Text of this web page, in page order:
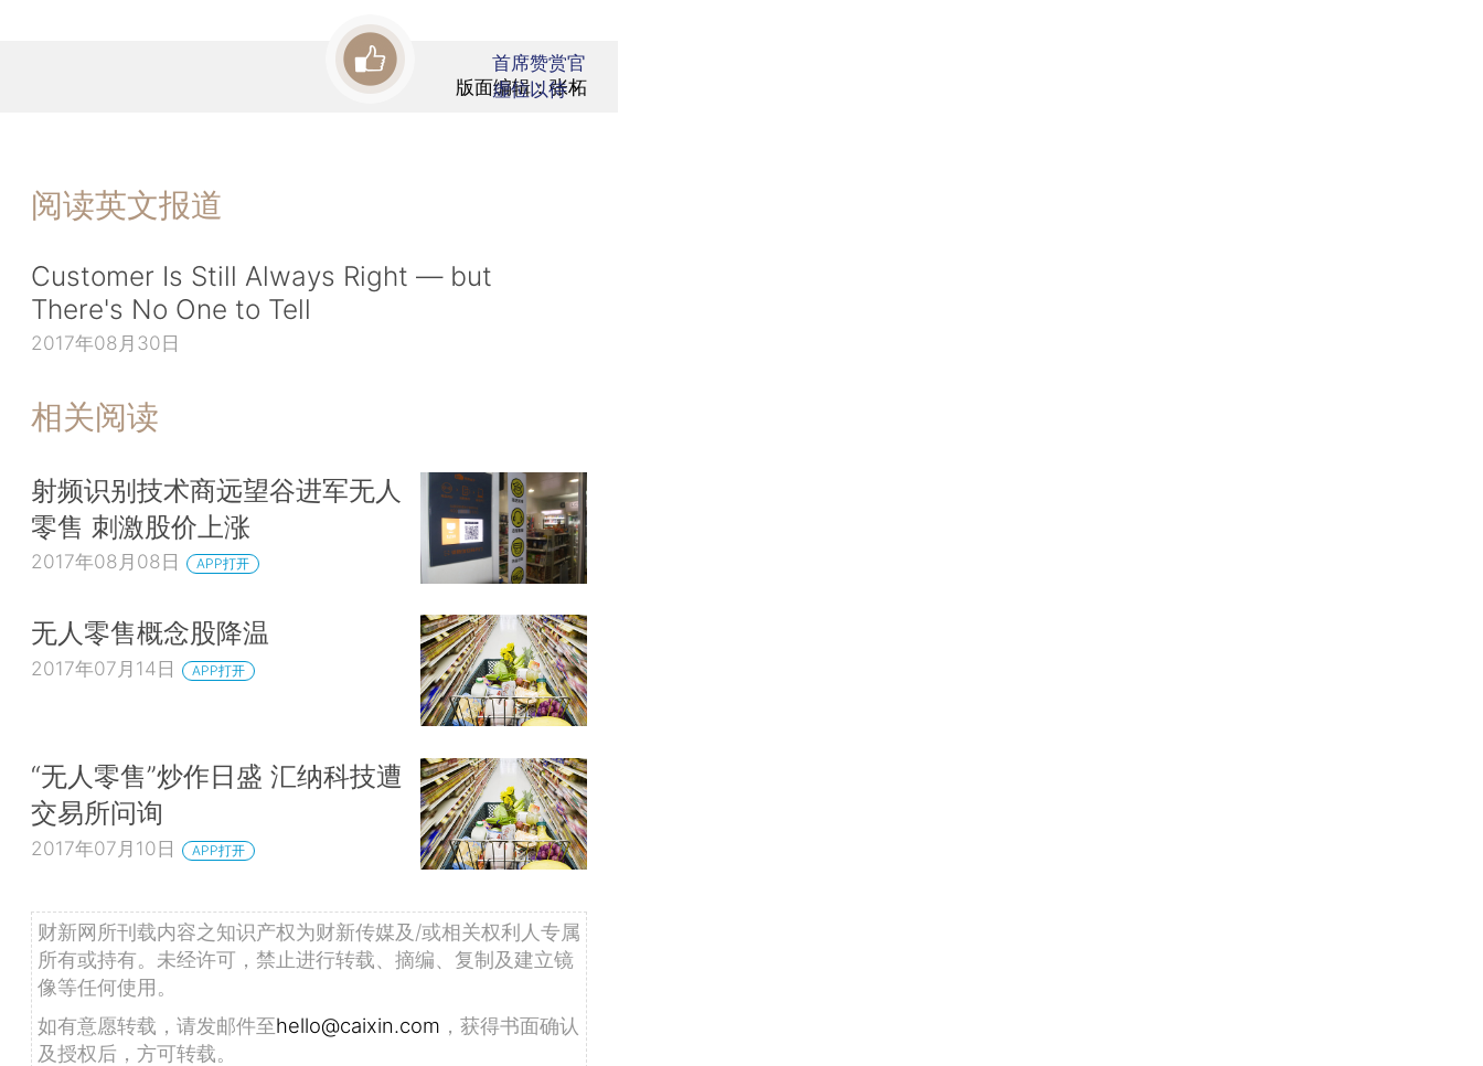
版面编辑：张柘
首席赞赏官
虚位以待
阅读英文报道
Customer Is Still Always Right — but
There's No One to Tell
2017年08月30日
相关阅读
射频识别技术商远望谷进军无人
零售 刺激股价上涨
2017年08月08日 APP打开
无人零售概念股降温
2017年07月14日 APP打开
“无人零售”炒作日盛 汇纳科技遭
交易所问询
2017年07月10日 APP打开
财新网所刊载内容之知识产权为财新传媒及/或相关权利人专属
所有或持有。未经许可，禁止进行转载、摘编、复制及建立镜
像等任何使用。
如有意愿转载，请发邮件至hello@caixin.com ，获得书面确认
及授权后，方可转载。